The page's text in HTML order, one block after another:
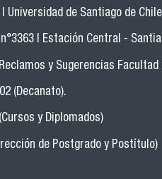
Universidad de Santiago de Chile
| Estación Central -
y Sugerencias
(Decanato).
y Diplomados)
de Postgrado y Postítulo)